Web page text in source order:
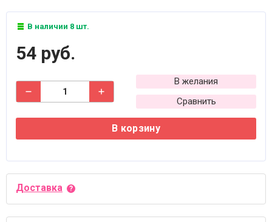
В наличии 8 шт.
54 руб.
В желания
Сравнить
В корзину
Доставка